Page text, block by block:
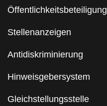
Öffentlichkeitsbeteiligung
Stellenanzeigen
Antidiskriminierung
Hinweisgebersystem
Gleichstellungsstelle